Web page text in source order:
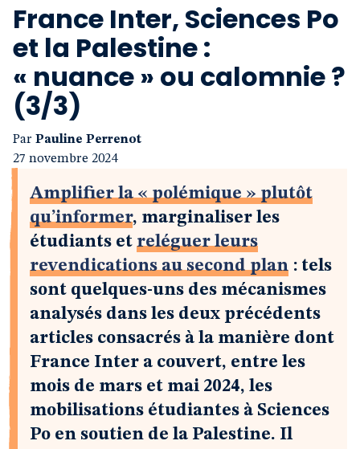
Notre revue
Boutique
France Inter, Sciences Po
et la Palestine :
« nuance » ou calomnie ?
(3/3)
Par Pauline Perrenot
27 novembre 2024
Amplifier la « polémique » plutôt
qu’informer, marginaliser les
étudiants et reléguer leurs
revendications au second plan : tels
sont quelques-uns des mécanismes
analysés dans les deux précédents
articles consacrés à la manière dont
France Inter a couvert, entre les
mois de mars et mai 2024, les
mobilisations étudiantes à Sciences
Po en soutien de la Palestine. Il